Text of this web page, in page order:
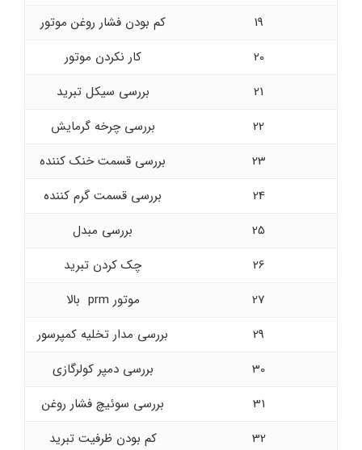
19
کم بودن فشار روغن موتور
20
کار نکردن موتور
21
بررسی سیکل تبرید
22
بررسی چرخه گرمایش
23
بررسی قسمت خنک کننده
24
بررسی قسمت گرم کننده
25
بررسی مبدل
26
چک کردن تبرید
27
موتور prm بالا
29
بررسی مدار تخلیه کمپرسور
30
بررسی دمپر کولرگازی
31
بررسی سوئیچ فشار روغن
32
کم بودن ظرفیت تبرید